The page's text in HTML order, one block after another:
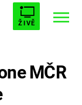
ŽIVĚ
MČR